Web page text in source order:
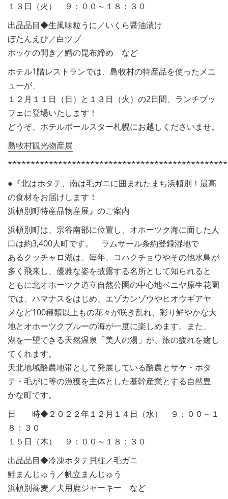
１３日（火） ９：００～１８：３０
出品品目◆生風味粒うに／いくら醤油漬け
ぼたんえび／白ツブ
ホッケの開き／鱈の昆布締め など
ホテル1階レストランでは、島牧村の特産品を使ったメニ
ューが、
１２月１１日（日）と１３日（火）の2日間、ランチブッ
フェに登場いたします！
どうぞ、ホテルポールスター札幌にお越しくださいませ。
島牧村観光物産展
●『北はホタテ、南は毛ガニに囲まれたまち浜頓別！最高
の食材をお届けします！
浜頓別町特産品物産展』のご案内
浜頓別町は、宗谷南部に位置し、オホーツク海に面した人
口は約3,400人町です。 ラムサール条約登録湿地で
あるクッチャロ湖は、毎年、コハクチョウやその他水鳥が
多く飛来し、優雅な姿を披露する名所として知られると
ともに北オホーツク道立自然公園の中心地ベニヤ原生花園
では、ハマナスをはじめ、エゾカンゾウやヒオウギアヤ
メなど100種類以上もの花々が咲き乱れ、彩り鮮やかな大
地とオホーツクブルーの海が一度に楽しめます。また、
湖を一望できる天然温泉「美人の湯」が、旅の疲れを癒し
てくれます。
天北地域酪農地帯として発展している酪農とサケ・ホタ
テ・毛がに等の漁獲を主体とした基幹産業とする自然豊
かな町です。
日 時◆２０２２年１２月１４日（水） ９：００～１
８：３０
１５日（木） ９：００～１８：３０
出品品目◆冷凍ホタテ貝柱／毛ガニ
鮭まんじゅう／帆立まんじゅう
浜頓別蕎麦／犬用鹿ジャーキー など